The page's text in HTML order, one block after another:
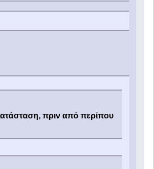
πριν από περίπου